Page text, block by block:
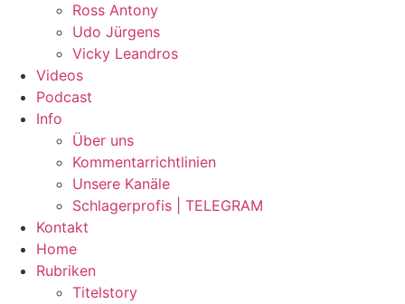
Ross Antony
Udo Jürgens
Vicky Leandros
Videos
Podcast
Info
Über uns
Kommentarrichtlinien
Unsere Kanäle
Schlagerprofis | TELEGRAM
Kontakt
Home
Rubriken
Titelstory